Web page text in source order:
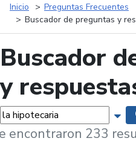
Inicio
Preguntas Frecuentes
Buscador de preguntas y
Buscador
y
encontraron 233